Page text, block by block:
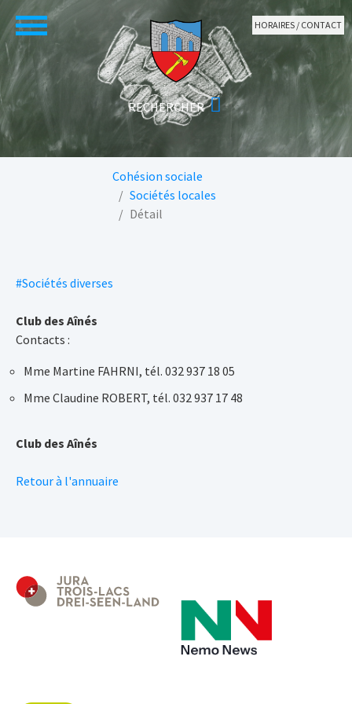
Aller au contenu principal
HORAIRES / CONTACT
Cohésion sociale
Sociétés locales
Détail
#Sociétés diverses
Club des Aînés
Contacts :
Mme Martine FAHRNI, tél. 032 937 18 05
Mme Claudine ROBERT, tél. 032 937 17 48
Club des Aînés
Retour à l'annuaire